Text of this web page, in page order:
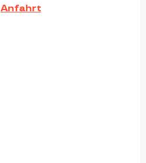
Anfahrt